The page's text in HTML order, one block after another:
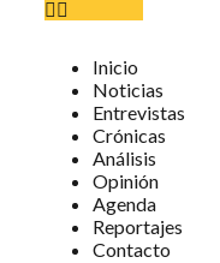
Inicio
Noticias
Entrevistas
Crónicas
Análisis
Opinión
Agenda
Reportajes
Contacto